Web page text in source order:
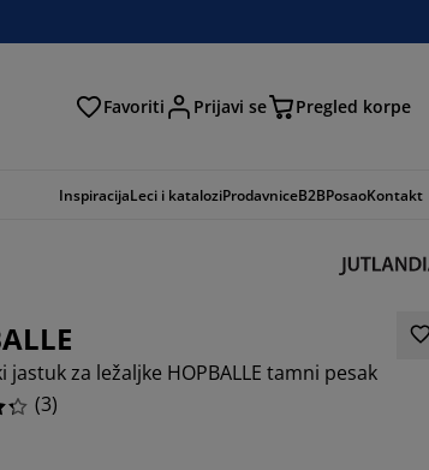
Favoriti Prijavi se Pregled korpe
InspiracijaLeci i kataloziProdavniceB2BPosaoKontakt
jastuk za ležaljke HOPBALLE tamni pesak
(3)